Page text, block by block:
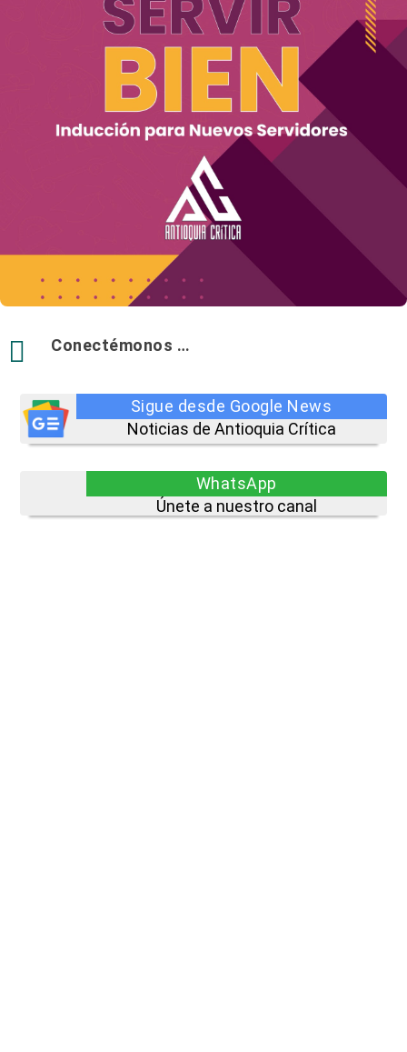
 Conectémonos …
Sigue desde Google News
Noticias de Antioquia Crítica
WhatsApp
Únete a nuestro canal